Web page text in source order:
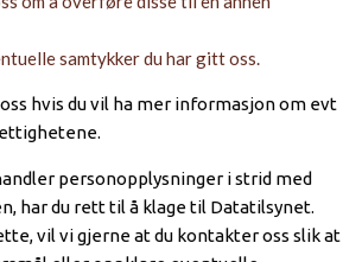
samtykker du har gitt oss.
hvis du vil ha mer informasjon om evt
personopplysninger i strid med
har du rett til å klage til Datatilsynet.
vil vi gjerne at du kontakter oss slik at